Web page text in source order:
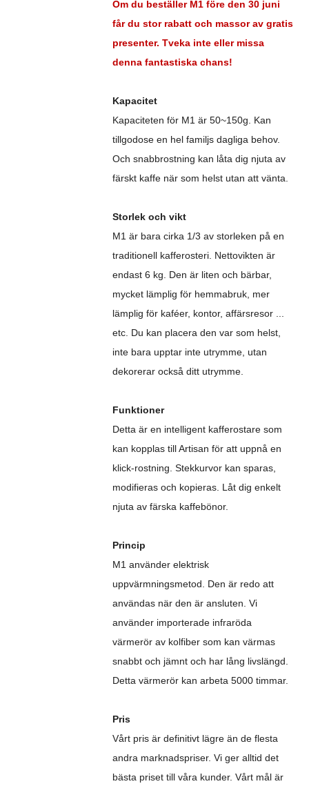
Om du beställer M1 före den 30 juni
får du stor rabatt och massor av gratis
presenter. Tveka inte eller missa
denna fantastiska chans!
Kapacitet
Kapaciteten för M1 är 50~150g. Kan
tillgodose en hel familjs dagliga behov.
Och snabbrostning kan låta dig njuta av
färskt kaffe när som helst utan att vänta.
Storlek och vikt
M1 är bara cirka 1/3 av storleken på en
traditionell kafferosteri. Nettovikten är
endast 6 kg. Den är liten och bärbar,
mycket lämplig för hemmabruk, mer
lämplig för kaféer, kontor, affärsresor ...
etc. Du kan placera den var som helst,
inte bara upptar inte utrymme, utan
dekorerar också ditt utrymme.
Funktioner
Detta är en intelligent kafferostare som
kan kopplas till Artisan för att uppnå en
klick-rostning. Stekkurvor kan sparas,
modifieras och kopieras. Låt dig enkelt
njuta av färska kaffebönor.
Princip
M1 använder elektrisk
uppvärmningsmetod. Den är redo att
användas när den är ansluten. Vi
använder importerade infraröda
värmerör av kolfiber som kan värmas
snabbt och jämnt och har lång livslängd.
Detta värmerör kan arbeta 5000 timmar.
Pris
Vårt pris är definitivt lägre än de flesta
andra marknadspriser. Vi ger alltid det
bästa priset till våra kunder. Vårt mål är